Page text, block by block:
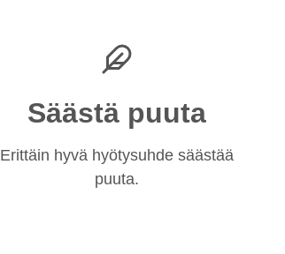
Säästä puuta
Erittäin hyvä hyötysuhde säästää
puuta.